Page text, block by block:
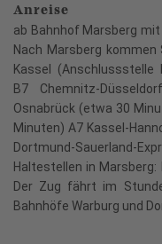
Anreise
ab Bahnhof Marsberg mit
Nach Marsberg
Kassel (Anschlussstelle
B7 Chemnitz-
Osnabrück (etwa 30
Minuten) A7 Kassel-
Dortmund-Sauerland-
Haltestellen in Marsberg:
Der Zug fährt im
Bahnhöfe Warburg und